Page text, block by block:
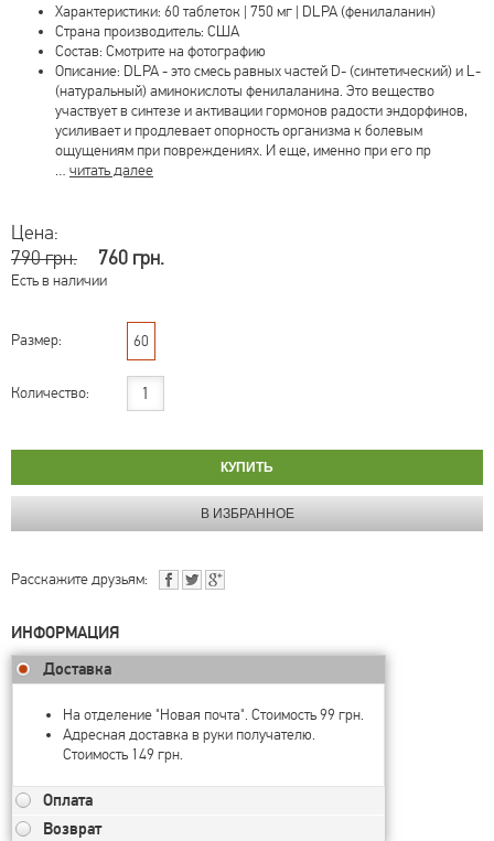
Характеристики: 60 таблеток | 750 мг | DLPA (фенилаланин)
Страна производитель: США
Состав: Смотрите на фотографию
Описание: DLPA - это смесь равных частей D- (синтетический) и L-
(натуральный) аминокислоты фенилаланина. Это вещество
участвует в синтезе и активации гормонов радости эндорфинов,
усиливает и продлевает опорность организма к болевым
ощущениям при повреждениях. И еще, именно при его пр
… читать далее
Цена:
790 грн.
760 грн.
Есть в наличии
Размер: 60
Количество:
Расскажите друзьям:
ИНФОРМАЦИЯ
Доставка
На отделение "Новая почта". Стоимость 99 грн.
Адресная доставка в руки получателю.
Стоимость 149 грн.
Оплата
Возврат